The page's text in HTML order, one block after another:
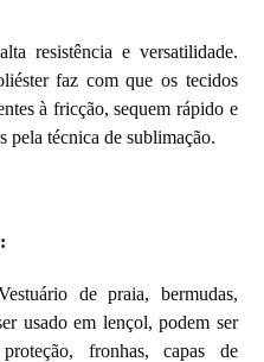
resistência e versatilidade.
faz com que os tecidos
à fricção, sequem rápido e
pela técnica de sublimação.
de praia, bermudas,
usado em lençol, podem ser
fronhas, capas de